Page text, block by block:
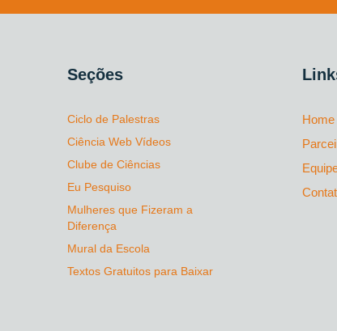
Seções
Ciclo de Palestras
Ciência Web Vídeos
Clube de Ciências
Eu Pesquiso
Mulheres que Fizeram a
Diferença
Mural da Escola
Textos Gratuitos para Baixar
Home